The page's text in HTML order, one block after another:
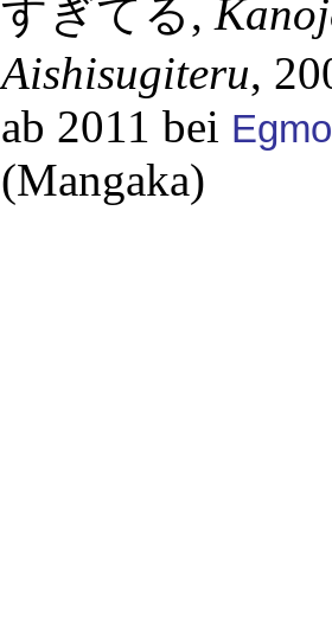
すぎてる,
Aishisugiteru,
ab 2011 bei
(Mangaka)